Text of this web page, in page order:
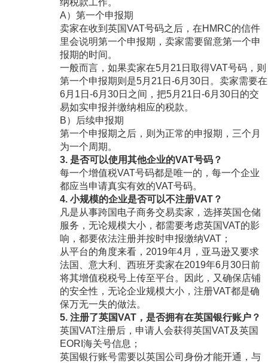
A）第一个申报期
卖家在收到英国VAT号码之后，在HMRC的信件
里会说明第一个申报期，卖家需要留意第一个申
报期的时间。
一般而言，如果卖家在5月21日取得VAT号码，则
第一个申报期则是5月21日-6月30日。卖家需要在
6月1日-6月30日之间，把5月21日-6月30日的交
易如实申报并缴纳相应的税款。
B）后续申报期
第一个申报期之后，则为正常的申报期，三个月
为一个周期。
3. 是否可以使用其他企业的VAT号码？
每一个增值税VAT号码都是唯一的，每一个企业
都应当申请真实有效的VAT号码。
4. 小规模的企业是否可以不注册VAT？
凡是从事跨国电子商务交易卖家，选择英国仓储
服务，无论规模大小，都需要考虑英国VAT的影
响，都要依法注册并按时申报缴纳VAT；
从平台的角度来看，2019年4月，亚马逊又要求
法国、意大利、西班牙卖家在2019年6月30日前
将其增值税税号上传至平台。因此，又确保店铺
的安全性，无论企业规模大小，注册VAT都是确
保万无一失的做法。
5. 注册了英国VAT，是否拥有在英国银行账户？
英国VAT注册后，申请人会获得英国VAT及英国
EORI海关号信息；
英国银行账号需要以英国公司身份才能开通，与